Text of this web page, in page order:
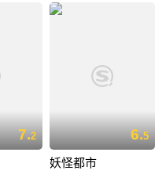
7.2 6.5
妖怪都市